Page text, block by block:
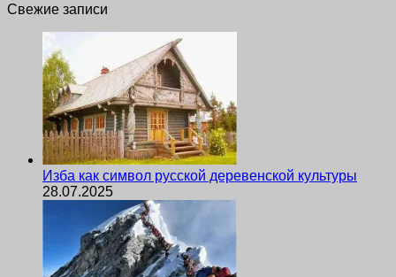
Свежие записи
Изба как символ русской деревенской культуры
28.07.2025